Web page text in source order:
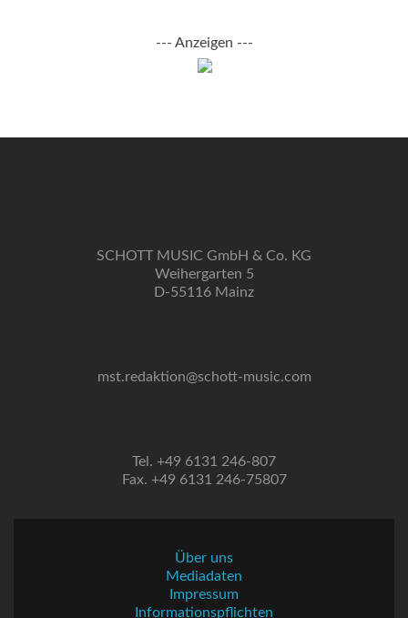
--- Anzeigen ---
SCHOTT MUSIC GmbH & Co. KG
Weihergarten 5
D-55116 Mainz
mst.redaktion@schott-music.com
Tel. +49 6131 246-807
Fax. +49 6131 246-75807
Über uns
Mediadaten
Impressum
Informationspflichten